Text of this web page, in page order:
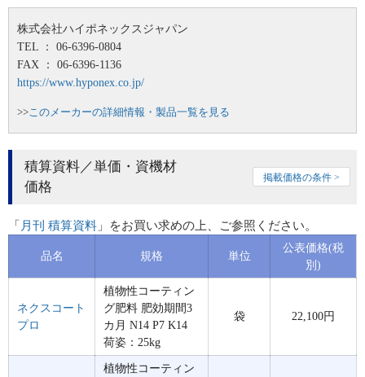
株式会社ハイポネックスジャパン
TEL ： 06-6396-0804
FAX ： 06-6396-1136
https://www.hyponex.co.jp/
>> このメーカーの詳細情報・製品一覧を見る
積算資料／単価・資機材
価格
掲載価格の条件 >
「 月刊 積算資料 」をお買い求めの上、ご参照ください。
品名 規格 単位
公表価格(税
別)
ネクスコート
プロ
植物性コーティン
グ肥料 肥効期間3
カ月 N14 P7 K14
荷姿：25kg
袋 22,100円
植物性コーティン